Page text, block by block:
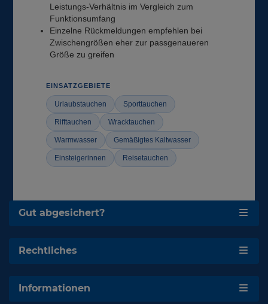
Leistungs-Verhältnis im Vergleich zum
Funktionsumfang
Einzelne Rückmeldungen empfehlen bei
Zwischengrößen eher zur passgenaueren
Größe zu greifen
EINSATZGEBIETE
Urlaubstauchen Sporttauchen
Rifftauchen Wracktauchen
Warmwasser Gemäßigtes Kaltwasser
Einsteigerinnen Reisetauchen
Gut abgesichert?
Rechtliches
Informationen